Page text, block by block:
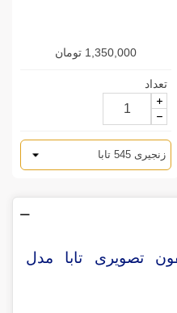
1,350,000 تومان
تعداد
تصویری تابا مدل